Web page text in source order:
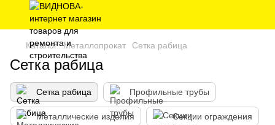
Каталог Металлопрокат Сетка рабица
Сетка рабица
Сетка рабица Профильные трубы
Металлические изделия Секции ограждения